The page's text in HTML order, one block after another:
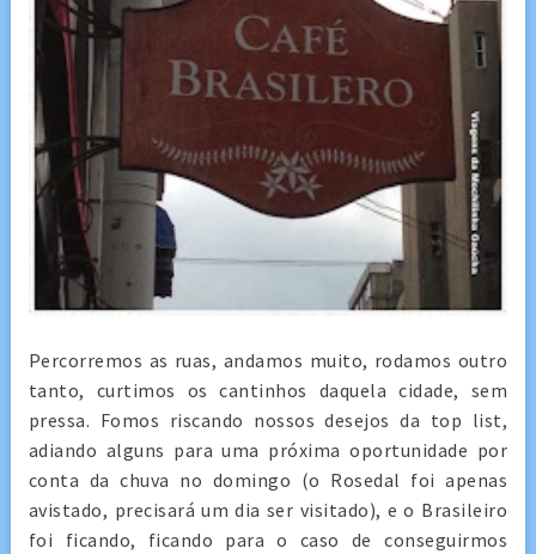
Percorremos as ruas, andamos muito, rodamos outro
tanto, curtimos os cantinhos daquela cidade, sem
pressa. Fomos riscando nossos desejos da top list,
adiando alguns para uma próxima oportunidade por
conta da chuva no domingo (o Rosedal foi apenas
avistado, precisará um dia ser visitado), e o Brasileiro
foi ficando, ficando para o caso de conseguirmos